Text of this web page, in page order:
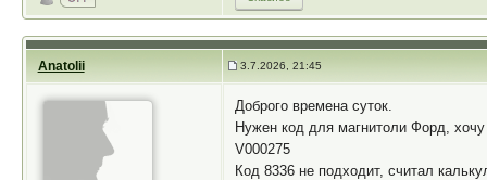
Anatolii 3.7.2026, 21:45
Доброго времена суток.
Нужен код для магнитоли Форд, хочу
V000275
Код 8336 не подходит, считал